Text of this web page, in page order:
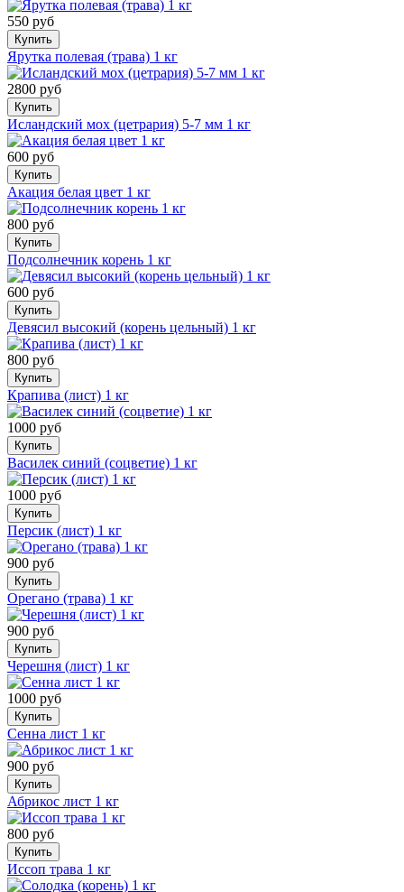
550 руб
Купить
Ярутка полевая (трава) 1 кг
2800 руб
Купить
Исландский мох (цетрария) 5-7 мм 1 кг
600 руб
Купить
Акация белая цвет 1 кг
800 руб
Купить
Подсолнечник корень 1 кг
600 руб
Купить
Девясил высокий (корень цельный) 1 кг
800 руб
Купить
Крапива (лист) 1 кг
1000 руб
Купить
Василек синий (соцветие) 1 кг
1000 руб
Купить
Персик (лист) 1 кг
900 руб
Купить
Орегано (трава) 1 кг
900 руб
Купить
Черешня (лист) 1 кг
1000 руб
Купить
Сенна лист 1 кг
900 руб
Купить
Абрикос лист 1 кг
800 руб
Купить
Иссоп трава 1 кг